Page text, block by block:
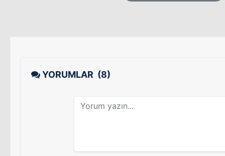
YORUMLAR (8)